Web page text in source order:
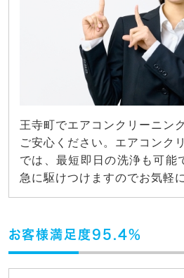
王寺町でエアコンクリーニン
ご安心ください。エアコンク
では、最短即日の洗浄も可能
急に駆けつけますのでお気軽
お客様満足度95.4%